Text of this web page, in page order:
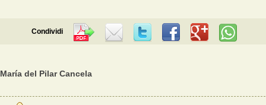
Condividi
María del Pilar Cancela